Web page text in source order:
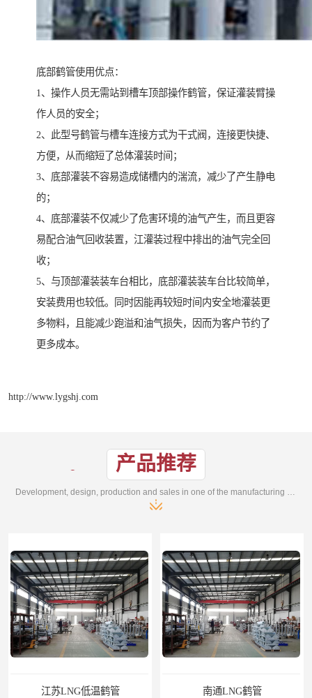
底部鹤管使用优点：
1、操作人员无需站到槽车顶部操作鹤管，保证灌装臂操
作人员的安全；
2、此型号鹤管与槽车连接方式为干式阀，连接更快捷、
方便，从而缩短了总体灌装时间；
3、底部灌装不容易造成储槽内的湍流，减少了产生静电
的；
4、底部灌装不仅减少了危害环境的油气产生，而且更容
易配合油气回收装置，江灌装过程中排出的油气完全回
收；
5、与顶部灌装装车台相比，底部灌装装车台比较简单，
安装费用也较低。同时因能再较短时间内安全地灌装更
多物料，且能减少跑溢和油气损失，因而为客户节约了
更多成本。
http://www.lygshj.com
产品推荐
江苏LNG低温鹤管 南通LNG鹤管